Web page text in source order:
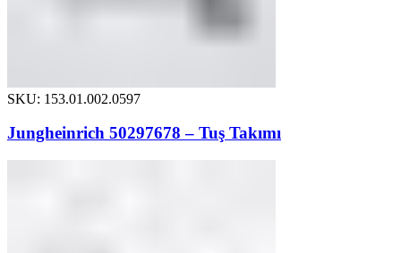
SKU: 153.01.002.0597
Jungheinrich 50297678 – Tuş Takımı